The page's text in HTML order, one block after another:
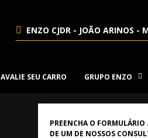
ENZO CJDR - JOÃO ARINOS -
AVALIE SEU CARRO GRUPO ENZO
PREENCHA O
DE UM DE NOSSOS